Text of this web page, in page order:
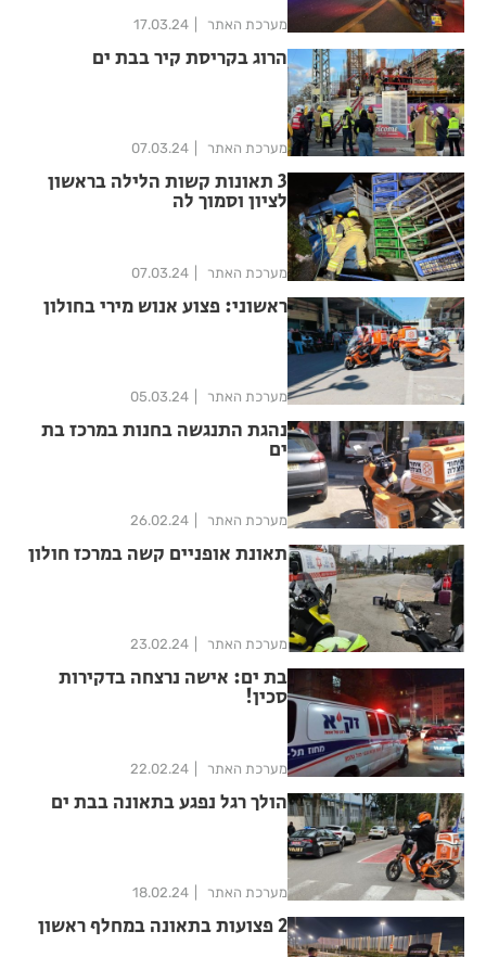
מערכת האתר 17.03.24
הרוג בקריסת קיר בבת ים
מערכת האתר 07.03.24
3 תאונות קשות הלילה בראשון
לציון וסמוך לה
מערכת האתר 07.03.24
ראשוני: פצוע אנוש מירי בחולון
מערכת האתר 05.03.24
נהגת התנגשה בחנות במרכז בת
ים
מערכת האתר 26.02.24
תאונת אופניים קשה במרכז חולון
מערכת האתר 23.02.24
בת ים: אישה נרצחה בדקירות
סכין!
מערכת האתר 22.02.24
הולך רגל נפגע בתאונה בבת ים
מערכת האתר 18.02.24
2 פצועות בתאונה במחלף ראשון